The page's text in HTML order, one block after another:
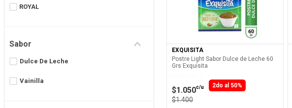
ROYAL
Sabor
Dulce De Leche
Vainilla
Ver Producto
EXQUISITA
Postre Light Sabor Dulce de Leche 60
Grs Exquisita
$1.050c/u 2do al 50%
$1.400
10
Nestle Classic